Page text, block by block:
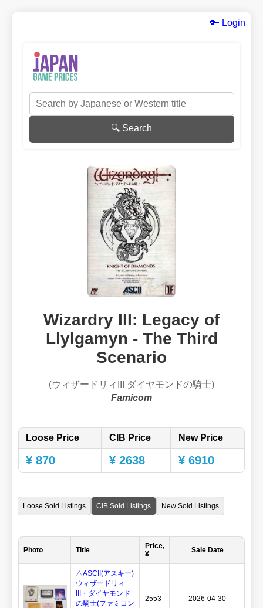
🔑 Login
🔍 Search
Wizardry III: Legacy of
Llylgamyn - The Third
Scenario
(ウィザードリィIII ダイヤモンドの騎士)
Famicom
Loose Price CIB Price New Price
¥ 870 ¥ 2638 ¥ 6910
Loose Sold Listings CIB Sold Listings New Sold Listings
Photo Title
Price,
¥
Sale Date
△ASCII(アスキー)
ウィザードリィ
III・ダイヤモンド
の騎士(ファミコン
2553 2026-04-30